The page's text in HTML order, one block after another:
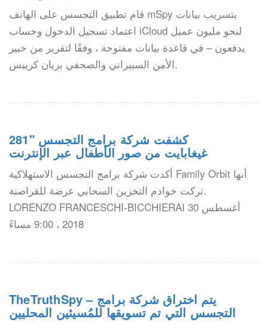
قام تطبيق التجسس على الهاتف mSpy بتسريب بيانات
اعتماد تسجيل الدخول وحساب iCloud لنحو مليون عميل
يدفعون – في قاعدة بيانات مفتوحة ، وفقًا لتقرير من خبير
الأمن السيبراني والصحفي بريان كريبس.
كشفت شركة برامج التجسس "281
غيغابايت من صور الأطفال عبر الإنترنت
أكدت شركة برامج التجسس الاستهلاكية Family Orbit أنها
تركت خوادم التخزين السحابي عرضة للقراصنة.
LORENZO FRANCESCHI-BICCHIERAI 30 أغسطس
2018 ، 9:00 مساءً
TheTruthSpy – يتم اختراق شركة برامج
التجسس التي تم تسويقها للمُسيئين المحليين